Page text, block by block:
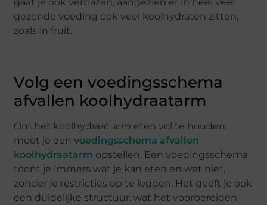
gaat je ook verbazen, aangezien er in heel veel
gezonde voeding ook veel koolhydraten zitten,
zoals in fruit.
Volg een voedingsschema
afvallen koolhydraatarm
Om het koolhydraat arm eten vol te houden,
moet je eenvoedingsschema afvallen
koolhydraatarm opstellen. Een voedingsschema
toont je immers wat je kan eten en wat niet,
zonder je restricties op te leggen. Het geeft je ook
een duidelijke structuur, wat het voorbereiden